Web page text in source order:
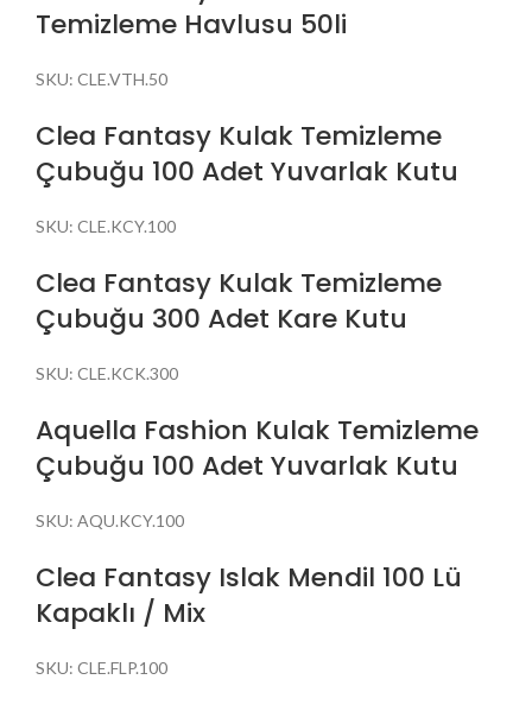
Temizleme Havlusu 50li
SKU: CLE.VTH.50
Clea Fantasy Kulak Temizleme
Çubuğu 100 Adet Yuvarlak Kutu
SKU: CLE.KCY.100
Clea Fantasy Kulak Temizleme
Çubuğu 300 Adet Kare Kutu
SKU: CLE.KCK.300
Aquella Fashion Kulak Temizleme
Çubuğu 100 Adet Yuvarlak Kutu
SKU: AQU.KCY.100
Clea Fantasy Islak Mendil 100 Lü
Kapaklı / Mix
SKU: CLE.FLP.100